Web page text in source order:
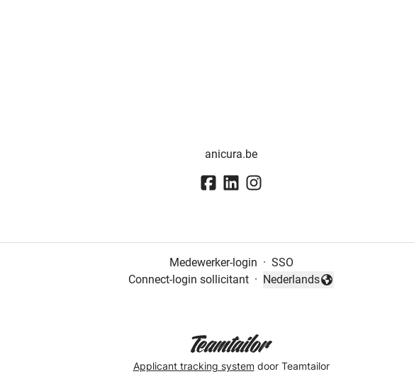
anicura.be
Medewerker-login · SSO
Connect-login sollicitant ·
Taal wijzigen
Nederlands
Applicant tracking system door Teamtailor